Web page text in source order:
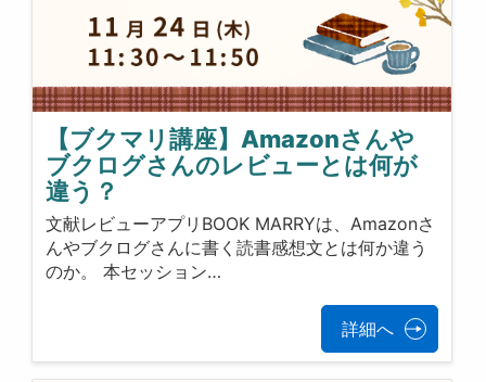
【ブクマリ講座】Amazonさんや
ブクログさんのレビューとは何が
違う？
文献レビューアプリBOOK MARRYは、Amazonさ
んやブクログさんに書く読書感想文とは何か違う
のか。 本セッション…
詳細へ